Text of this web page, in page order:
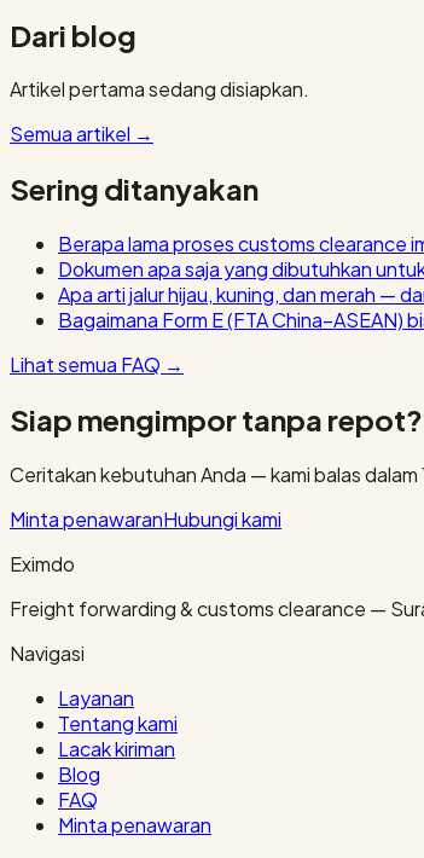
Dari blog
Artikel pertama sedang disiapkan.
Semua artikel →
Sering ditanyakan
Berapa lama proses customs clearance
Dokumen apa saja yang dibutuhkan
Apa arti jalur hijau, kuning, dan merah —
Bagaimana Form E (FTA China–ASEAN)
Lihat semua FAQ →
Siap mengimpor tanpa repot?
Ceritakan kebutuhan Anda — kami balas dalam
Minta penawaranHubungi kami
Eximdo
Freight forwarding & customs clearance —
Navigasi
Layanan
Tentang kami
Lacak kiriman
Blog
FAQ
Minta penawaran